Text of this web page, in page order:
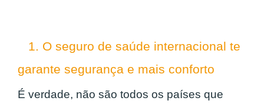
1. O seguro de saúde internacional te
garante segurança e mais conforto
É verdade, não são todos os países que